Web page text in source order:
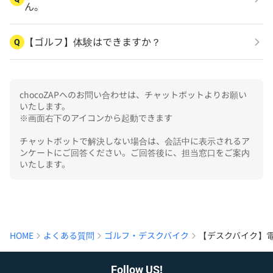
ん。
Q 【ゴルフ】体験はできますか？
chocoZAPへのお問い合わせは、チャットボットよりお願い
いたします。
※画面右下のアイコンから起動できます
チャットボットで解決しない場合は、会話中に表示されるア
ンケートにご回答ください。ご回答後に、担当窓口をご案内
いたします。
HOME よくある質問 ゴルフ・デスクバイク 【デスクバイク
Follow US!